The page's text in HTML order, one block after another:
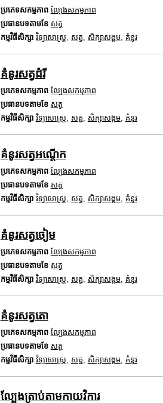
ប្រភេទសកម្មភាព ល្បែងសកម្មភាព
ប្រធានបទតាមខែ សត្វ
កម្មវិធីសិក្សា វិទ្យាសាស្រ្ត សត្វ សិក្សាសង្គម, គំនូរ
គំនូរសត្វដំរី
ប្រភេទសកម្មភាព ល្បែងសកម្មភាព
ប្រធានបទតាមខែ សត្វ
កម្មវិធីសិក្សា វិទ្យាសាស្រ្ត សត្វ សិក្សាសង្គម, គំនូរ
គំនូរសត្វអណ្តើក
ប្រភេទសកម្មភាព ល្បែងសកម្មភាព
ប្រធានបទតាមខែ សត្វ
កម្មវិធីសិក្សា វិទ្យាសាស្រ្ត សត្វ សិក្សាសង្គម, គំនូរ
គំនូរសត្វចៀម
ប្រភេទសកម្មភាព ល្បែងសកម្មភាព
ប្រធានបទតាមខែ សត្វ
កម្មវិធីសិក្សា វិទ្យាសាស្រ្ត សត្វ សិក្សាសង្គម, គំនូរ
គំនូរសត្វតោ
ប្រភេទសកម្មភាព ល្បែងសកម្មភាព
ប្រធានបទតាមខែ សត្វ
កម្មវិធីសិក្សា វិទ្យាសាស្រ្ត សត្វ សិក្សាសង្គម, គំនូរ
ល្បែងត្រាប់តាមកាយវិការ